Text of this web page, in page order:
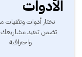
الأدوات
نختار أدوات وتقنيات
تضمن تنفيذ مشاريعك
واحترافية